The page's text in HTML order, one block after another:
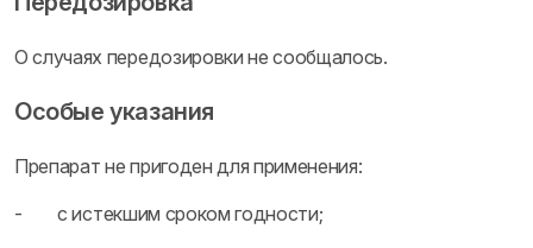
О случаях передозировки не сообщалось.
Особые указания
Препарат не пригоден для применения:
- с истекшим сроком годности;